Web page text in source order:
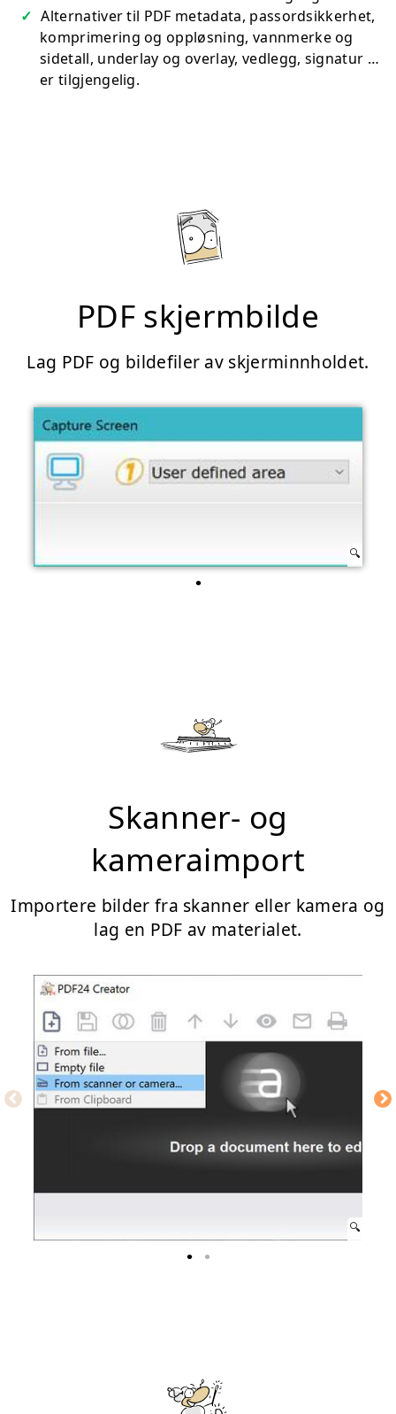
Alternativer til PDF metadata, passordsikkerhet,
komprimering og oppløsning, vannmerke og
sidetall, underlay og overlay, vedlegg, signatur …
er tilgjengelig.
PDF skjermbilde
Lag PDF og bildefiler av skjerminnholdet.
Skanner- og
kameraimport
Importere bilder fra skanner eller kamera og
lag en PDF av materialet.